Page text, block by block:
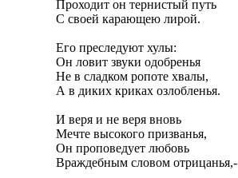
Проходит он тернистый путь
С своей карающею лирой.
Его преследуют хулы:
Он ловит звуки одобренья
Не в сладком ропоте хвалы,
А в диких криках озлобленья.
И веря и не веря вновь
Мечте высокого призванья,
Он проповедует любовь
Враждебным словом отрицанья,-